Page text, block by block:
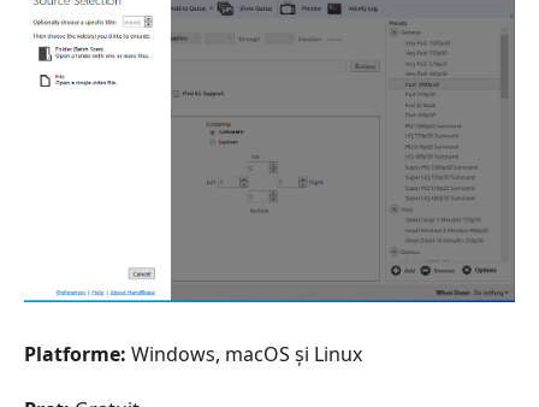
Platforme: Windows, macOS și Linux